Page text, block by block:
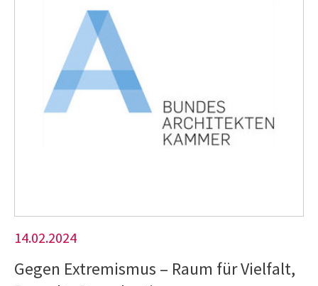
14.02.2024
Gegen Extremismus – Raum für Vielfalt,